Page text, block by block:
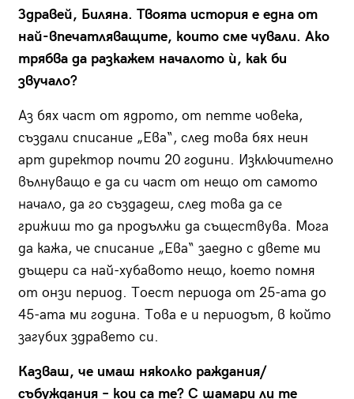
Здравей, Биляна. Твоята история е една от
най-впечатляващите, които сме чували. Ако
трябва да разкажем началото ѝ, как би
звучало?
Аз бях част от ядрото, от петте човека,
създали списание „Ева“, след това бях неин
арт директор почти 20 години. Изключително
вълнуващо е да си част от нещо от самото
начало, да го създадеш, след това да се
грижиш то да продължи да съществува. Мога
да кажа, че списание „Ева“ заедно с двете ми
дъщери са най-хубавото нещо, което помня
от онзи период. Тоест периода от 25-ата до
45-ата ми година. Това е и периодът, в който
загубих здравето си.
Казваш, че имаш няколко раждания/
събуждания – кои са те? С шамари ли те